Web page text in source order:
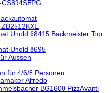
Unold 68415 Backmeister Top
Unold 8695
Aussen
für 4/6/8 Personen
Alfredo
BG1600 PizzAvanti